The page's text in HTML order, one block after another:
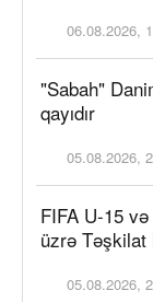
06.08.2026,
"Sabah"
qayıdır
05.08.2026,
FIFA U-15 və
üzrə Təşkilat
05.08.2026,